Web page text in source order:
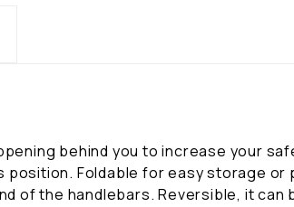
behind you to increase your
Foldable for easy storage
of the handlebars. Reversible, it